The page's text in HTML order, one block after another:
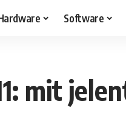
Software
mit